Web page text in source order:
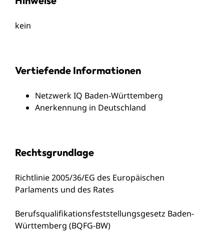
kein
Vertiefende Informationen
Netzwerk IQ Baden-Württemberg
Anerkennung in Deutschland
Rechtsgrundlage
Richtlinie 2005/36/EG des Europäischen
Parlaments und des Rates
Berufsqualifikationsfeststellungsgesetz Baden-
Württemberg (BQFG-BW)